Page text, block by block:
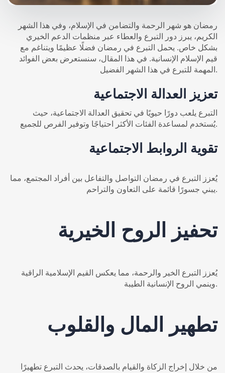
رمضان هو شهر الرحمة والتضامن في الإسلام، وفي هذا الشهر
الكريم، يبرز دور التبرع والعطاء عبر منظمات الدعم الخيري
بشكل خاص. يحمل التبرع في رمضان فضلًا عظيمًا ويتناغم مع
قيم الإسلام الإنسانية. في هذا المقال، سنستعرض بعض الفوائد
المهمة للتبرع في هذا الشهر الفضيل.
تعزيز العدالة الاجتماعية
التبرع يلعب دورًا حيويًا في تحقيق العدالة الاجتماعية، حيث
يُستخدم لمساعدة الفئات الأكثر احتياجًا وتوفير الفرص للجميع.
تقوية الروابط الاجتماعية
يُعزز التبرع في رمضان التواصل والتفاعل بين أفراد المجتمع، مما
يبني جسورًا قائمة على التعاون والتراحم.
تحفيز الروح الخيرية
يُعزز التبرع الخير والرحمة، مما يعكس القيم الإسلامية الراقية
وينمي الروح الإنسانية الطيبة.
تطهير المال والقلوب
من خلال إخراج الزكاة والقيام بالصدقات، يحدث التبرع تطهيرًا